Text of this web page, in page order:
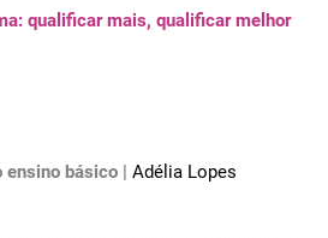
qualificar mais, qualificar melhor
ensino básico | Adélia Lopes